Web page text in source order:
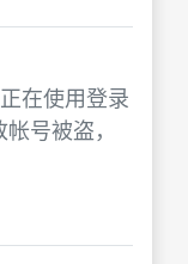
在使用登录
号被盗，